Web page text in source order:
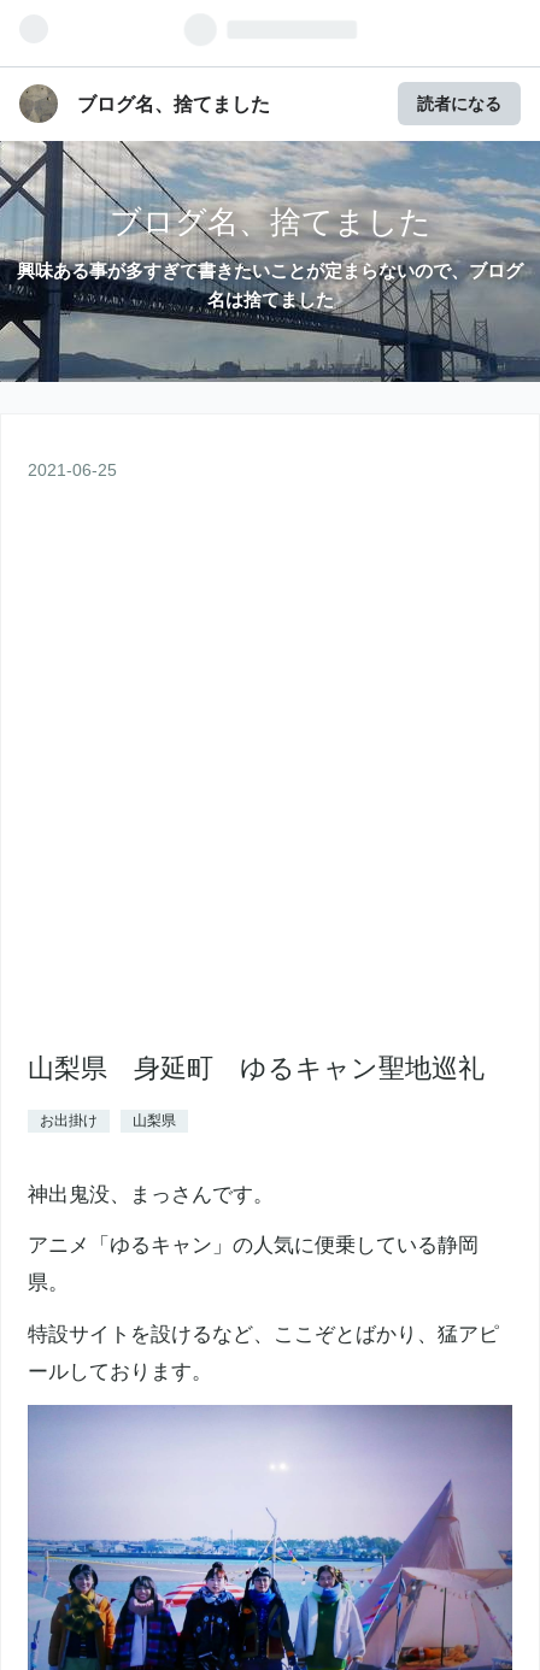
ブログ名、捨てました 読者になる
ブログ名、捨てました
興味ある事が多すぎて書きたいことが定まらないので、ブログ
名は捨てました
2021-06-25
山梨県 身延町 ゆるキャン聖地巡礼
お出掛け 山梨県
神出鬼没、まっさんです。
アニメ「ゆるキャン」の人気に便乗している静岡
県。
特設サイトを設けるなど、ここぞとばかり、猛アピ
ールしております。